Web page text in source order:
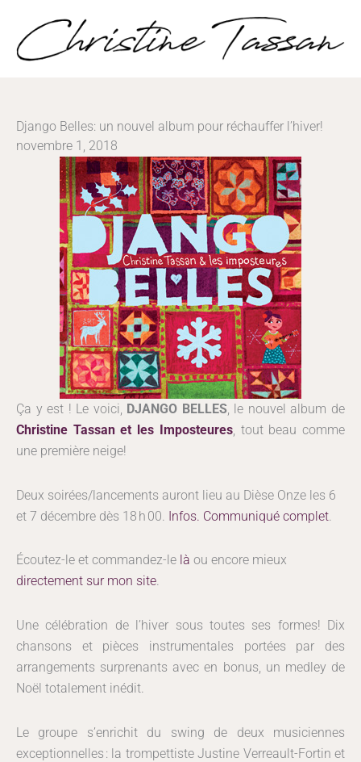
contenu
Django Belles: un nouvel album pour réchauffer l’hiver!
novembre 1, 2018
Ça y est ! Le voici, DJANGO BELLES, le nouvel album de
Christine Tassan et les Imposteures, tout beau comme
une première neige!
Deux soirées/lancements auront lieu au Dièse Onze les 6
et 7 décembre dès 18 h 00. Infos. Communiqué complet
Écoutez-le et commandez-le là ou encore mieux
directement sur mon site.
Une célébration de l’hiver sous toutes ses formes! Dix
chansons et pièces instrumentales portées par des
arrangements surprenants avec en bonus, un medley de
Noël totalement inédit.
Le groupe s’enrichit du swing de deux musiciennes
exceptionnelles : la trompettiste Justine Verreault-Fortin et